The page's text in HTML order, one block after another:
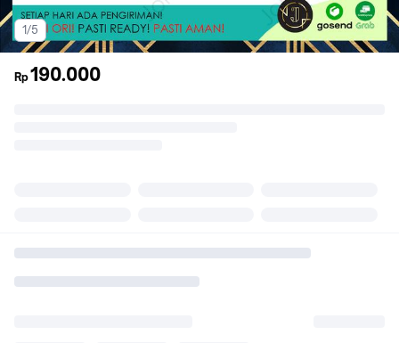
1/5
Rp190.000